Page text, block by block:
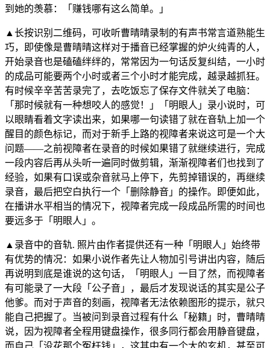
到她的羡慕：「赚钱哪有这么简单。」
▲长按识别二维码，可收听曹晴晴录制的有声书常言道熟能生
巧，即使像是曹晴晴这样对于播音已经掌握的炉火纯青的人，
开始录音也是磕磕绊绊的，常常因为一句话反复纠结，一小时
的成品可能要两个小时或者三个小时才能完成，越录越抓狂。
有时候辛辛苦苦录完了，去吃饭忘了保存文件就关了电脑：
「那时候就有一种想咬人的感觉！」「明眼人」录小说时，可
以眼睛看着文字读出来，如果哪一句读错了就在音轨上加一个
醒目的颜色标记，而对于新手上路的视障者来说这可是一个大
问题——之前视障者在录音的时候如果错了就继续进行，完成
一段内容后再从头听一遍同时做剪辑，渐渐视障者们也找到了
经验，如果有口误或杂音就马上停下，先剪掉错误的，再继续
录音，最后把空白执行一个「删除静音」的操作。即便如此，
在播讲水平相当的情况下，视障者完成一段成品所需的时间也
要远多于「明眼人」。
▲录音中的音轨. 照片由作者提供还有一种「明眼人」始终带
有优势的情况：如果小说作者先让人物加引号讲出内容，随后
再说明到底是谁说的这句话，「明眼人」一目了然，而视障者
有可能录了一大段「公子音」，最后才发现说话的其实是公子
他爹。而对于声音的刻画，视障者无法依赖图形的提示，就只
能自己把握了。当被问到录音过程有什么「秘籍」时，曹晴晴
说，因为视障者全程用键盘操作，很多同行都会用静音键盘，
而自己「没花那个冤枉钱」，这其中有一个大的玄机，甚至可